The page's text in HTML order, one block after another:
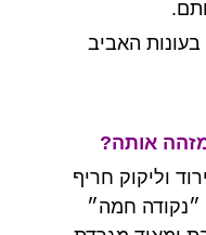
האביב
אותה?
וליקוק חריף
״נקודה חמה״